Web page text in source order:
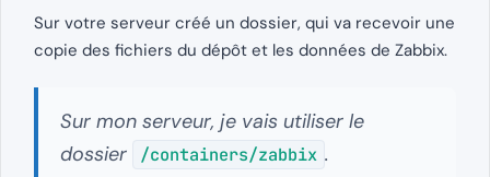
Sur votre serveur créé un dossier, qui va recevoir une
copie des fichiers du dépôt et les données de Zabbix.
Sur mon serveur, je vais utiliser le
dossier
/containers/zabbix .